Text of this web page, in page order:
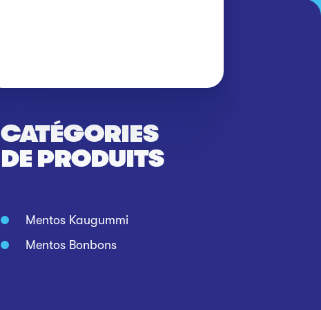
CATÉGORIES
DE PRODUITS
Mentos Kaugummi
Mentos Bonbons